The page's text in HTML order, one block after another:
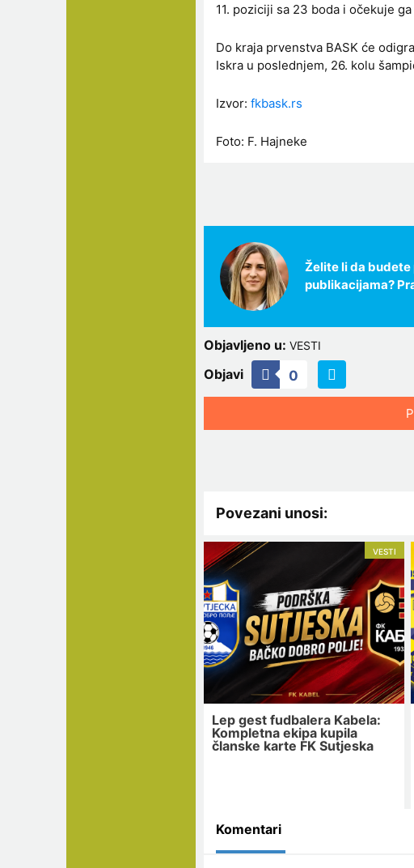
11. poziciji sa 23 boda i očekuje
Do kraja prvenstva BASK će
Iskra u poslednjem, 26. kolu
Izvor: fkbask.rs
Foto: F. Hajneke
Želite li da
publikacijama?
Objavljeno u: VESTI
Objavi 0
Povezani unosi:
VESTI
Lep gest fudbalera Kabela:
Kompletna ekipa kupila
članske karte FK Sutjeska
Komentari